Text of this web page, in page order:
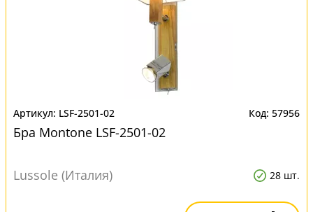
LSF-2501-02 57956
Бра Montone LSF-2501-02
Lussole (Италия) 28 шт.